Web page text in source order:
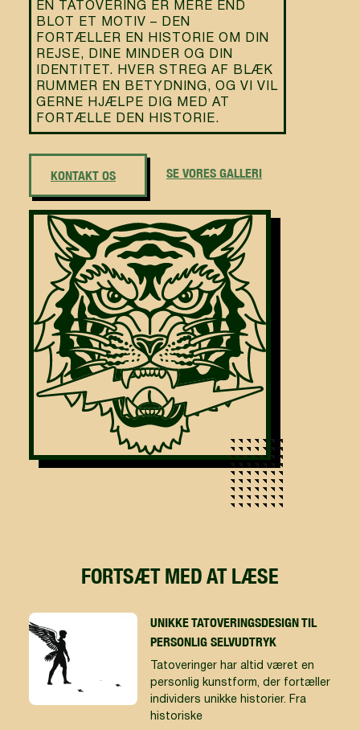
EN TATOVERING ER MERE END
BLOT ET MOTIV – DEN
FORTÆLLER EN HISTORIE OM DIN
REJSE, DINE MINDER OG DIN
IDENTITET. HVER STREG AF BLÆK
RUMMER EN BETYDNING, OG VI VIL
GERNE HJÆLPE DIG MED AT
FORTÆLLE DEN HISTORIE.
KONTAKT OS SE VORES GALLERI
FORTSÆT MED AT LÆSE
UNIKKE TATOVERINGSDESIGN TIL
PERSONLIG SELVUDTRYK
Tatoveringer har altid været en
personlig kunstform, der fortæller
individers unikke historier. Fra
historiske